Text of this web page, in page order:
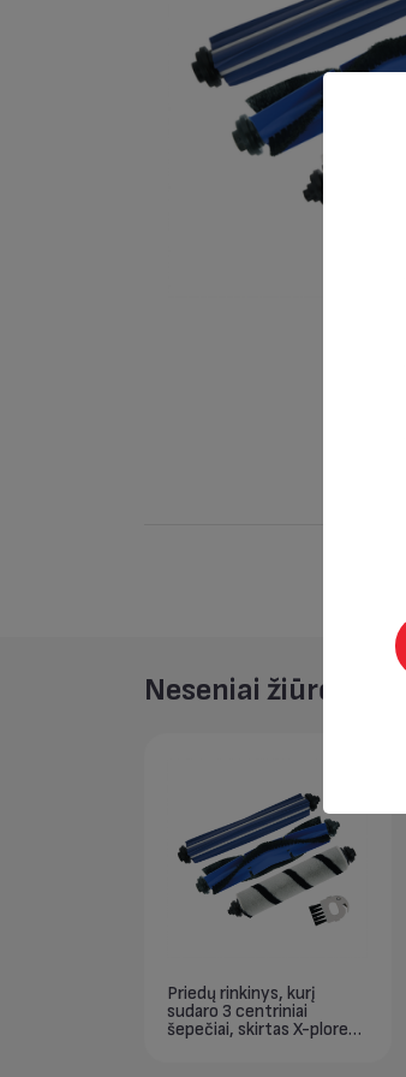
Neseniai žiūrėta
Priedų rinkinys, kurį
sudaro 3 centriniai
šepečiai, skirtas X-plorer